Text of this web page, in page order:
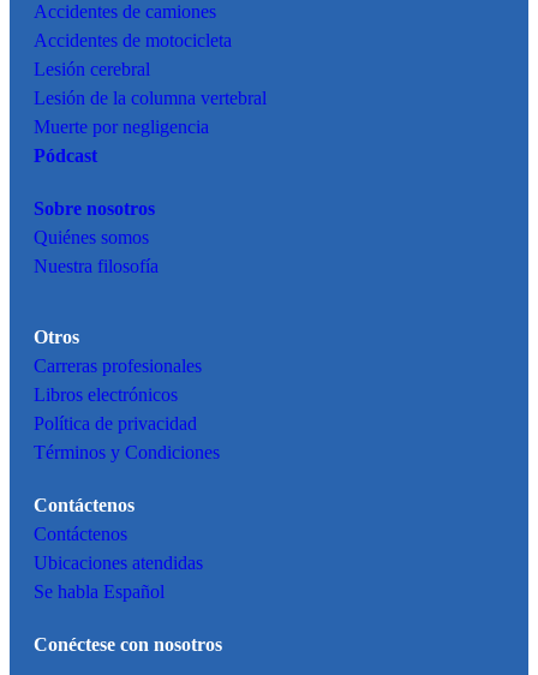
Accidentes de camiones
Accidentes de motocicleta
Lesión cerebral
Lesión de la columna vertebral
Muerte por negligencia
Pódcast
Sobre nosotros
Quiénes somos
Nuestra filosofía
Otros
Carreras profesionales
Libros electrónicos
Política de privacidad
Términos y Condiciones
Contáctenos
Contáctenos
Ubicaciones atendidas
Se habla Español
Conéctese con nosotros